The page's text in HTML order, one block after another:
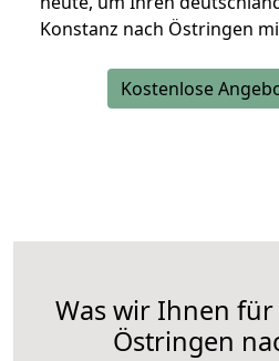
Konstanz nach Östringen
Kostenlose
Was wir Ihnen
Östringen